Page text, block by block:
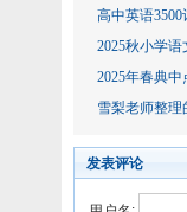
高中英语
2025秋小学
2025年春典中
雪梨老师整理
发表评论